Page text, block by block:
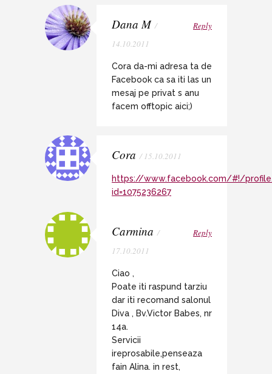
Dana M /
14.10.2011
Reply
Cora da-mi adresa ta de
Facebook ca sa iti las un
mesaj pe privat s anu
facem offtopic aici;)
Cora / 15.10.2011
https://www.facebook.com/#!/
id=1075236267
Carmina /
17.10.2011
Reply
Ciao ,
Poate iti raspund tarziu
dar iti recomand salonul
Diva , Bv.Victor Babes, nr
14a.
Servicii
ireprosabile,penseaza
fain Alina. in rest,